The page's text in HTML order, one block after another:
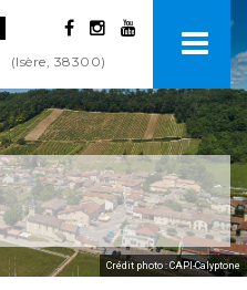
(Isère, 38300)
Crédit photo : CAPI-Calyptone